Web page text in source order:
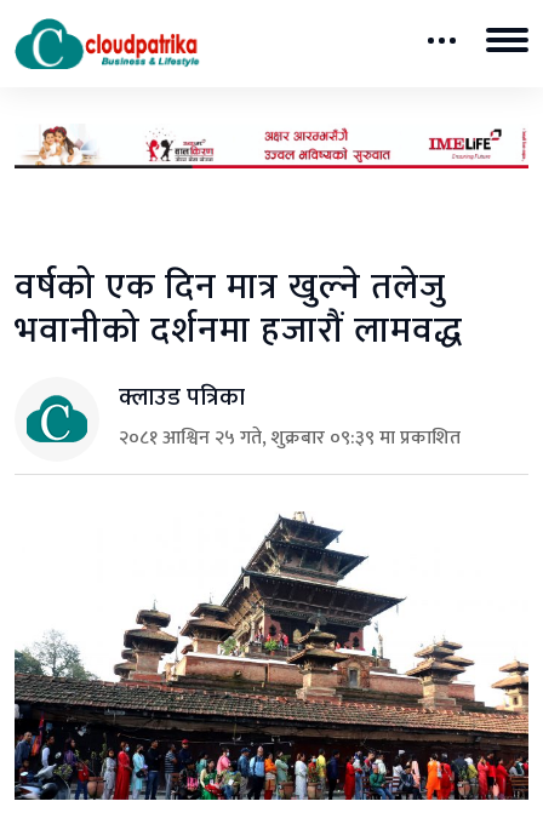
वर्षको एक दिन मात्र खुल्ने तलेजु
भवानीको दर्शनमा हजारौं लामवद्ध
क्लाउड पत्रिका
२०८१ आश्विन २५ गते, शुक्रबार ०९:३९ मा प्रकाशित